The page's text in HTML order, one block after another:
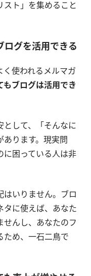
スト」を集めること
ログを活用できる
く使われるメルマガ
もブログは活用でき
として、「そんなに
あります。現実問
に困っている人は非
はいりません。ブロ
タに使えば、あなた
せんし、あなたのフ
ため、一石二鳥で